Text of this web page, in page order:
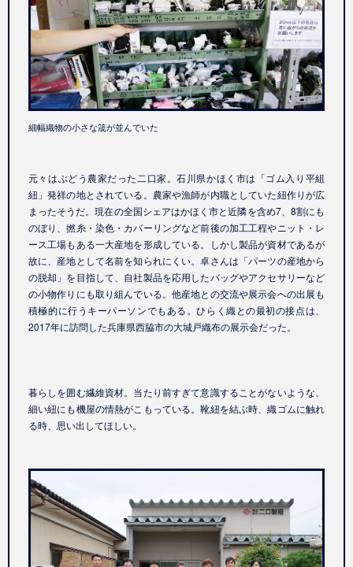
細幅織物の小さな筬が並んでいた
元々はぶどう農家だった二口家。石川県かほく市は「ゴム入り平組
紐」発祥の地とされている。農家や漁師が内職としていた紐作りが広
まったそうだ。現在の全国シェアはかほく市と近隣を含め7、8割にも
のぼり、撚糸・染色・カバーリングなど前後の加工工程やニット・レ
ース工場もある一大産地を形成している。しかし製品が資材であるが
故に、産地として名前を知られにくい。卓さんは「パーツの産地から
の脱却」を目指して、自社製品を応用したバッグやアクセサリーなど
の小物作りにも取り組んでいる。他産地との交流や展示会への出展も
積極的に行うキーパーソンでもある。ひらく織との最初の接点は、
2017年に訪問した兵庫県西脇市の大城戸織布の展示会だった。
暮らしを囲む繊維資材。当たり前すぎて意識することがないような、
細い紐にも機屋の情熱がこもっている。靴紐を結ぶ時、織ゴムに触れ
る時、思い出してほしい。